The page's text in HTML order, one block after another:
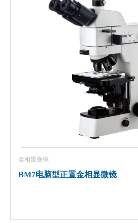
金相显微镜
BM7电脑型正置金相显微镜